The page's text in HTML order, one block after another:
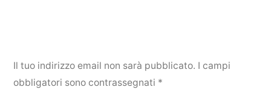
Il tuo indirizzo email non sarà pubblicato. I campi
obbligatori sono contrassegnati *